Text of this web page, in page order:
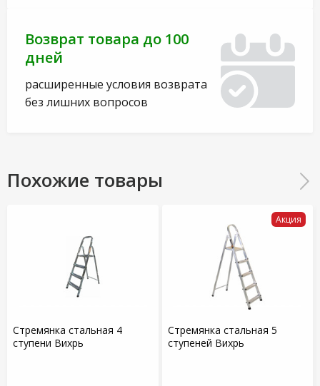
Возврат товара до 100
дней
расширенные условия возврата
без лишних вопросов
Похожие товары
Стремянка стальная 4
ступени Вихрь
Акция
Стремянка стальная 5
ступеней Вихрь